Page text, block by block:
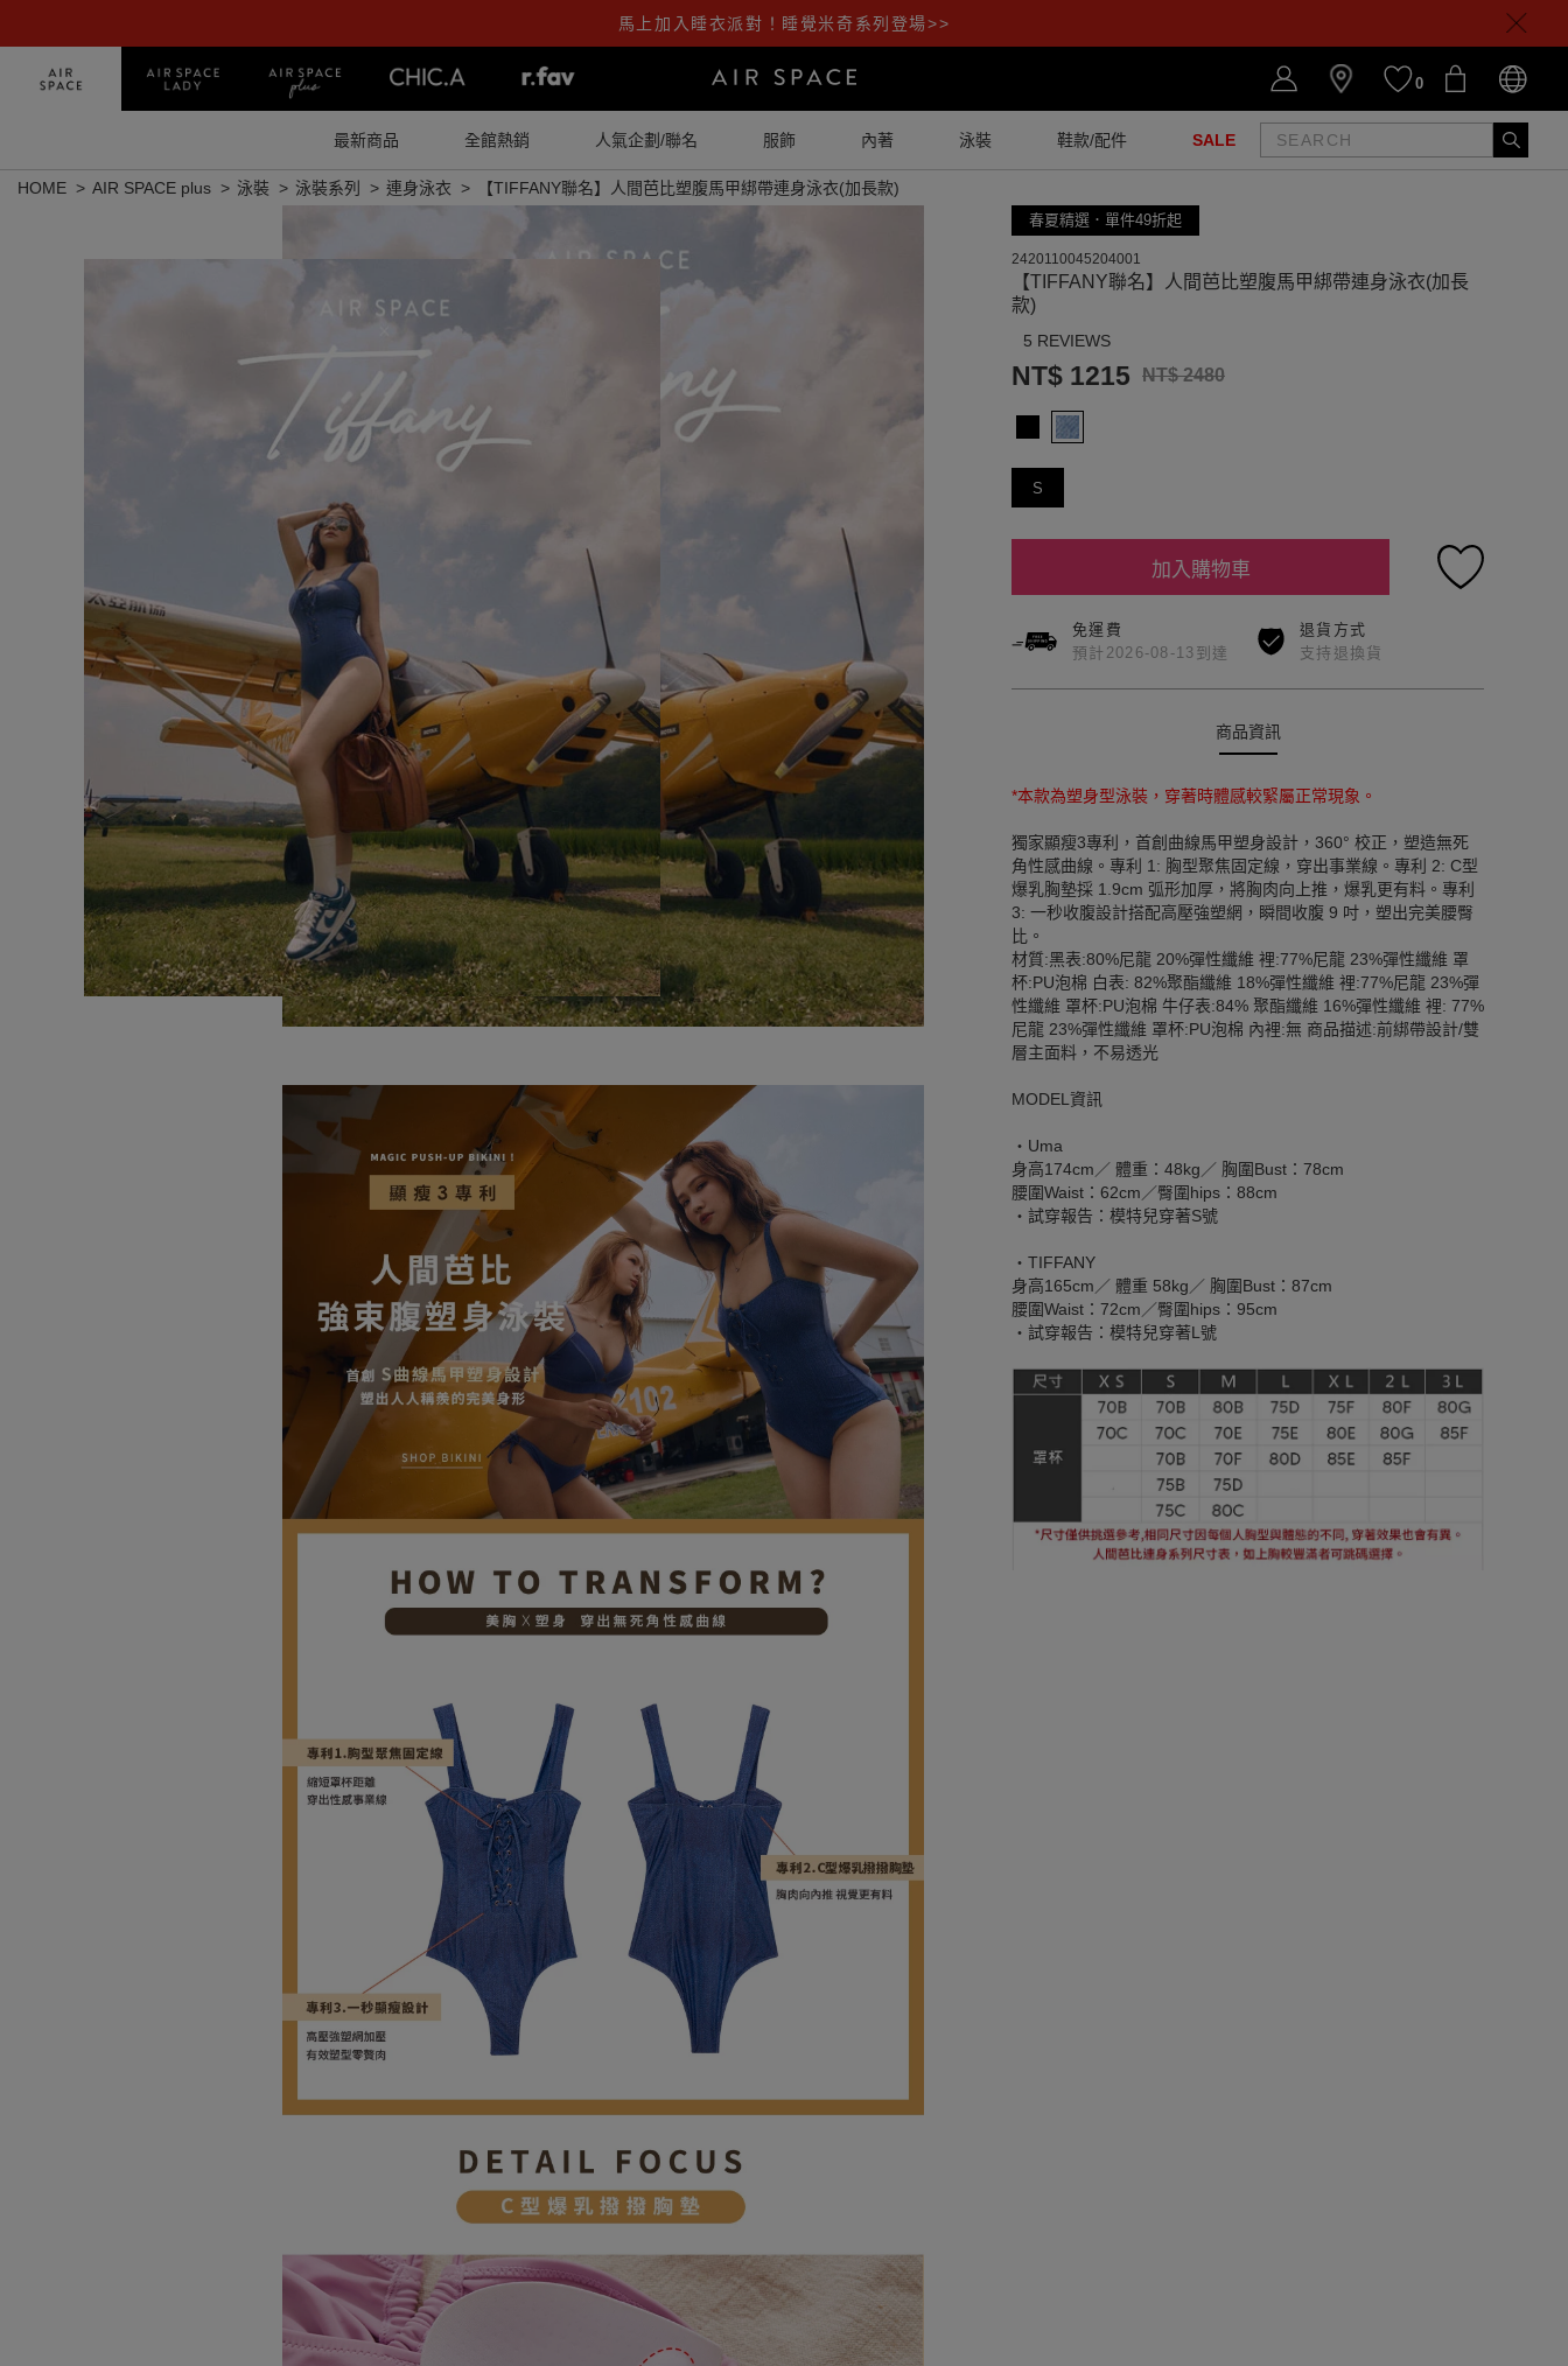
馬上加入睡衣派對！睡覺米奇系列登場>>
0
最新商品 全館熱銷 人氣企劃/聯名 服飾 內著 泳裝 鞋款/配件 SALE
HOME AIR SPACE plus 泳裝 泳裝系列 連身泳衣 【TIFFANY聯名】人間芭比塑腹馬甲綁帶連身泳衣(加長款)
春夏精選．單件49折起
2420110045204001
【TIFFANY聯名】人間芭比塑腹馬甲綁帶連身泳衣(加長
款)
5 REVIEWS
NT$ 1215 NT$ 2480
S
加入購物車
免運費
預計2026-08-13到達
退貨方式
支持退換貨
商品資訊
*本款為塑身型泳裝，穿著時體感較緊屬正常現象。
獨家顯瘦3專利，首創曲線馬甲塑身設計，360° 校正，塑造無死
角性感曲線。專利 1: 胸型聚焦固定線，穿出事業線。專利 2: C型
爆乳胸墊採 1.9cm 弧形加厚，將胸肉向上推，爆乳更有料。專利
3: 一秒收腹設計搭配高壓強塑網，瞬間收腹 9 吋，塑出完美腰臀
比。
材質:黑表:80%尼龍 20%彈性纖維 裡:77%尼龍 23%彈性纖維 罩
杯:PU泡棉 白表: 82%聚酯纖維 18%彈性纖維 裡:77%尼龍 23%彈
性纖維 罩杯:PU泡棉 牛仔表:84% 聚酯纖維 16%彈性纖維 裡: 77%
尼龍 23%彈性纖維 罩杯:PU泡棉 內裡:無 商品描述:前綁帶設計/雙
層主面料，不易透光
MODEL資訊
‧Uma
身高174cm／ 體重：48kg／ 胸圍Bust：78cm
腰圍Waist：62cm／臀圍hips：88cm
‧試穿報告：模特兒穿著S號
‧TIFFANY
身高165cm／ 體重 58kg／ 胸圍Bust：87cm
腰圍Waist：72cm／臀圍hips：95cm
‧試穿報告：模特兒穿著L號